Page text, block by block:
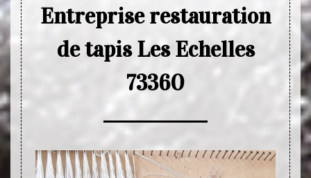
Entreprise restauration
de tapis Les Echelles
73360